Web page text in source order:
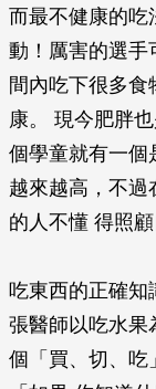
而最不健康的吃
動！厲害的選手
間內吃下很多
康。 現今肥胖
個學童就有一個
越來越高，不過
的人不懂 得照
吃東西的正確知
張醫師以吃水果
個「買、切、吃